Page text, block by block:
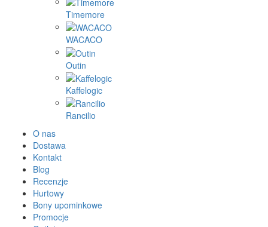
Timemore
WACACO
Outin
Kaffelogic
Rancilio
O nas
Dostawa
Kontakt
Blog
Recenzje
Hurtowy
Bony upominkowe
Promocje